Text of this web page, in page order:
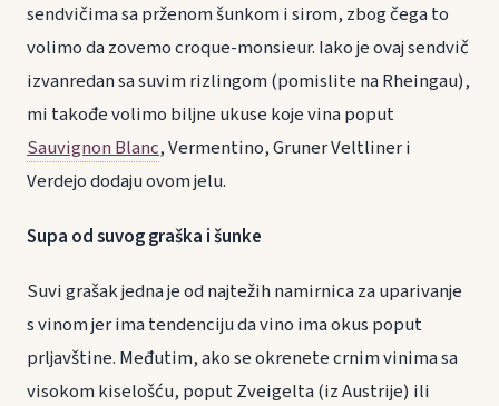
sendvičima sa prženom šunkom i sirom, zbog čega to
volimo da zovemo croque-monsieur. Iako je ovaj sendvič
izvanredan sa suvim rizlingom (pomislite na Rheingau),
mi takođe volimo biljne ukuse koje vina poput
Sauvignon Blanc, Vermentino, Gruner Veltliner i
Verdejo dodaju ovom jelu.
Supa od suvog graška i šunke
Suvi grašak jedna je od najtežih namirnica za uparivanje
s vinom jer ima tendenciju da vino ima okus poput
prljavštine. Međutim, ako se okrenete crnim vinima sa
visokom kiselošću, poput Zveigelta (iz Austrije) ili